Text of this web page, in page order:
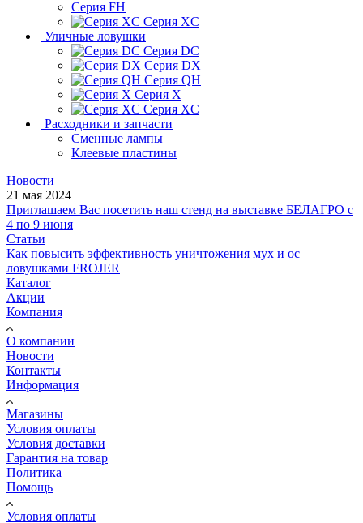
Серия FH
Серия XC
Уличные ловушки
Серия DC
Серия DX
Серия QH
Серия X
Серия XC
Расходники и запчасти
Сменные лампы
Клеевые пластины
Новости
21 мая 2024
Приглашаем Вас посетить наш стенд на выставке БЕЛАГРО с
4 по 9 июня
Статьи
Как повысить эффективность уничтожения мух и ос
ловушками FROJER
Каталог
Акции
Компания
О компании
Новости
Контакты
Информация
Магазины
Условия оплаты
Условия доставки
Гарантия на товар
Политика
Помощь
Условия оплаты